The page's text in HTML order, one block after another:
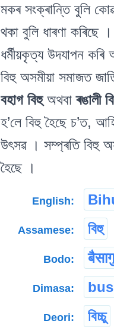
মকৰ সংক্ৰান্তি বুলি
থকা বুলি ধাৰণা কৰিছে
ধৰ্মীয়কৃত্য উদযাপন
বিহু অসমীয়া সমাজত
বহাগ বিহুঅথবাৰঙালী
হ’লে বিহু হৈছে চ’ত,
উৎসৱ । সম্প্ৰতি বিহু
হৈছে ।
English:
Assamese: বিহু
Bodo:
Dimasa:
Deori: বিচ্চু